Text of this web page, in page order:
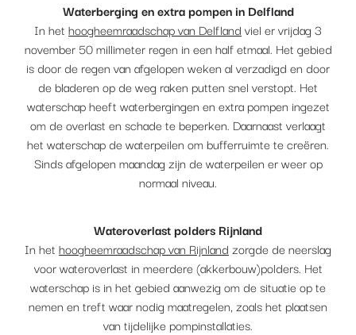
Waterberging en extra pompen in Delfland
In het hoogheemraadschap van Delfland viel er vrijdag 3
november 50 millimeter regen in een half etmaal. Het gebied
is door de regen van afgelopen weken al verzadigd en door
de bladeren op de weg raken putten snel verstopt. Het
waterschap heeft waterbergingen en extra pompen ingezet
om de overlast en schade te beperken. Daarnaast verlaagt
het waterschap de waterpeilen om bufferruimte te creëren.
Sinds afgelopen maandag zijn de waterpeilen er weer op
normaal niveau.
Wateroverlast polders Rijnland
In het hoogheemraadschap van Rijnland zorgde de neerslag
voor wateroverlast in meerdere (akkerbouw)polders. Het
waterschap is in het gebied aanwezig om de situatie op te
nemen en treft waar nodig maatregelen, zoals het plaatsen
van tijdelijke pompinstallaties.